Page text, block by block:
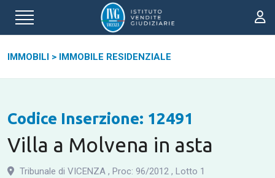
IMMOBILI > IMMOBILE RESIDENZIALE
Codice Inserzione: 12491
Villa a Molvena in asta
Tribunale di VICENZA , Proc: 96/2012 , Lotto 1